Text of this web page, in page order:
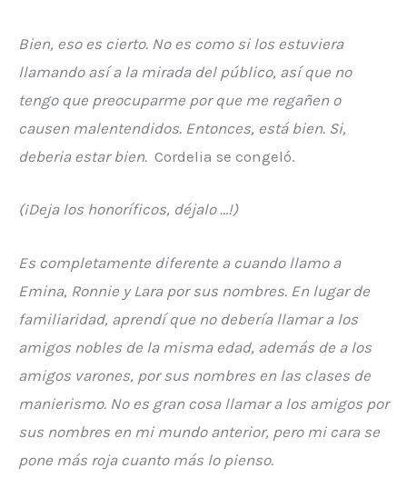
Bien, eso es cierto. No es como si los estuviera
llamando así a la mirada del público, así que no
tengo que preocuparme por que me regañen o
causen malentendidos. Entonces, está bien. Si,
deberia estar bien. Cordelia se congeló.
(¡Deja los honoríficos, déjalo …!)
Es completamente diferente a cuando llamo a
Emina, Ronnie y Lara por sus nombres. En lugar de
familiaridad, aprendí que no debería llamar a los
amigos nobles de la misma edad, además de a los
amigos varones, por sus nombres en las clases de
manierismo. No es gran cosa llamar a los amigos por
sus nombres en mi mundo anterior, pero mi cara se
pone más roja cuanto más lo pienso.